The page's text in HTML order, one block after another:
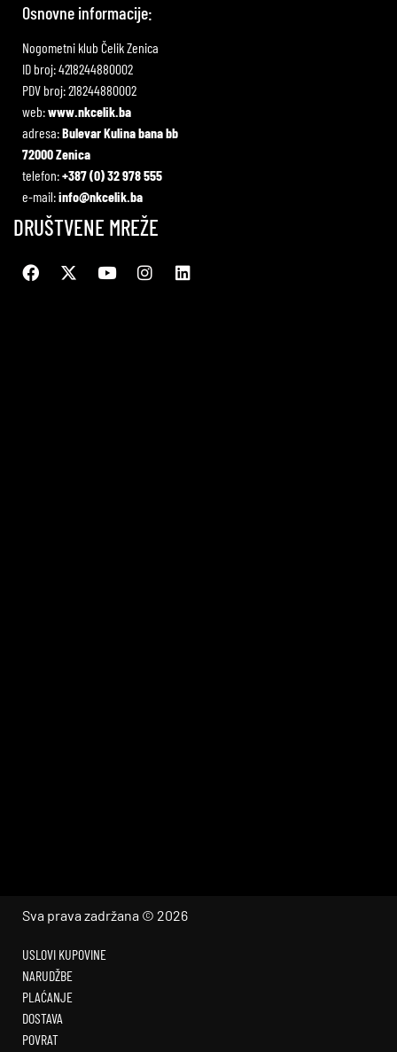
Osnovne informacije:
Nogometni klub Čelik Zenica
ID broj: 4218244880002
PDV broj: 218244880002
web:www.nkcelik.ba
adresa:Bulevar Kulina bana bb
72000 Zenica
telefon:+387 (0) 32 978 555
e-mail:info@nkcelik.ba
DRUŠTVENE MREŽE
Sva prava zadržana © 2026
USLOVI KUPOVINE
NARUDŽBE
PLAĆANJE
DOSTAVA
POVRAT